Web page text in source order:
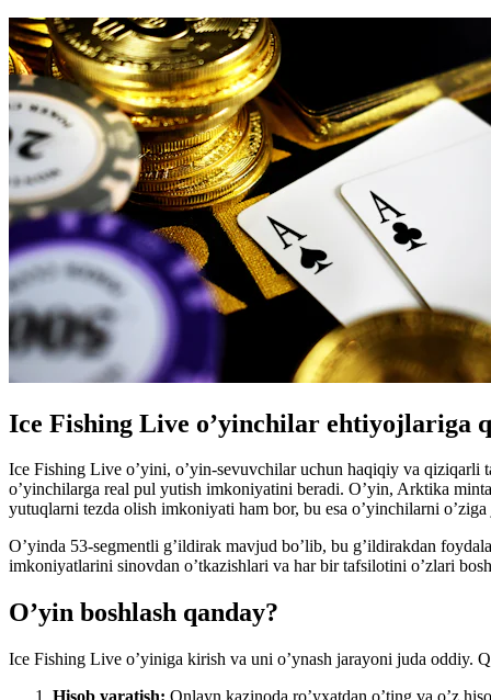
Ice Fishing Live o’yinchilar ehtiyojlariga
Ice Fishing Live o’yini, o’yin-sevuvchilar uchun haqiqiy va qiziqarli
o’yinchilarga real pul yutish imkoniyatini beradi. O’yin, Arktika
yutuqlarni tezda olish imkoniyati ham bor, bu esa o’yinchilarni
O’yinda 53-segmentli g’ildirak mavjud bo’lib, bu g’ildirakdan
imkoniyatlarini sinovdan o’tkazishlari va har bir tafsilotini o’zlari
O’yin boshlash qanday?
Ice Fishing Live o’yiniga kirish va uni o’ynash jarayoni juda oddiy.